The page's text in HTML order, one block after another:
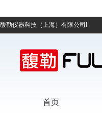
馥勒仪器科技（上海）有限公司!
首页